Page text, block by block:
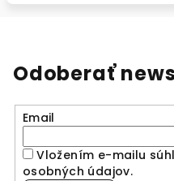
Odoberať
Email
Vložením e-mailu
osobných údajov.